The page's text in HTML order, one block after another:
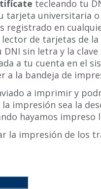
tecleando tu
tarjeta universitaria
registrado en
de tarjetas de
sin letra y la
a tu cuenta en el
a la bandeja de
a imprimir y
impresión sea la
hayamos
la impresión de los